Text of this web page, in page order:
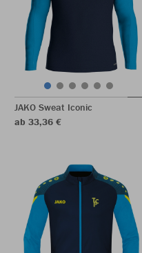
JAKO Sweat Iconic
ab 33,36 €